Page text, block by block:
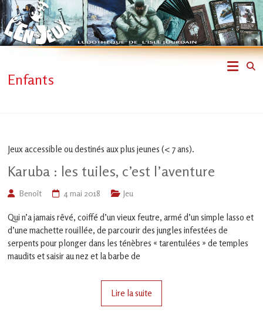
Skip
to
content
Jeux
ludothèque
de
L'Isle
Jourdain
Jouons
ensemble
Enfants
Jeux accessible ou destinés aux plus jeunes (< 7 ans).
Karuba : les tuiles, c’est l’aventure
Benoît 4 mai 2018 Jeu
Qui n’a jamais rêvé, coiffé d’un vieux feutre, armé d’un simple lasso et
d’une machette rouillée, de parcourir des jungles infestées de
serpents pour plonger dans les ténèbres « tarentulées » de temples
maudits et saisir au nez et la barbe de
Lire la suite